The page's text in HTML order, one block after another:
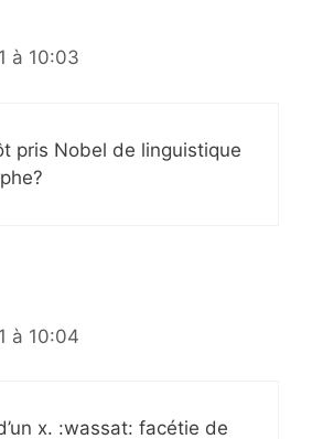
à 10:03
pris Nobel de linguistique
à 10:04
x. :wassat: facétie de